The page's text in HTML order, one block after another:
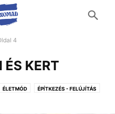
4
ÉS KERT
ÉLETMÓD ÉPÍTKEZÉS - FELÚJÍTÁS